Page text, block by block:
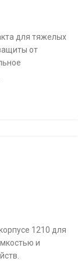
для тяжелых
от
1210 для
и